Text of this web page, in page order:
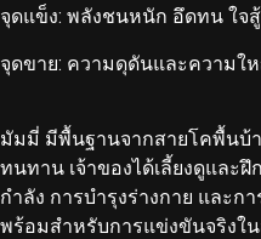
จุดแข็ง: พลังชนหนัก อึดทน ใจสู้
จุดขาย: ความดุดันและความใ
มัมมี่ มีพื้นฐานจากสายโคพื้นบ้
ทนทาน เจ้าของได้เลี้ยงดูและ
กำลัง การบำรุงร่างกาย และ
พร้อมสำหรับการแข่งขันจริงใ